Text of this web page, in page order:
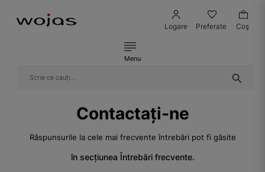
Logare Preferate Coş
Menu
Contactați-ne
Răspunsurile la cele mai frecvente întrebări pot fi găsite
în secțiunea Întrebări frecvente.